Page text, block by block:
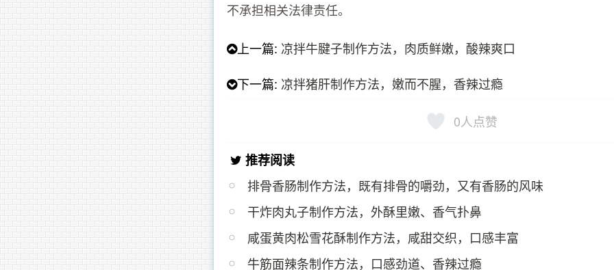
不承担相关法律责任。
上一篇: 凉拌牛腱子制作方法，肉质鲜嫩，酸辣爽口
下一篇: 凉拌猪肝制作方法，嫩而不腥，香辣过瘾
0人点赞
推荐阅读
排骨香肠制作方法，既有排骨的嚼劲，又有香肠的风味
干炸肉丸子制作方法，外酥里嫩、香气扑鼻
咸蛋黄肉松雪花酥制作方法，咸甜交织，口感丰富
牛筋面辣条制作方法，口感劲道、香辣过瘾